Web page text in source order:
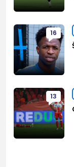
16
13